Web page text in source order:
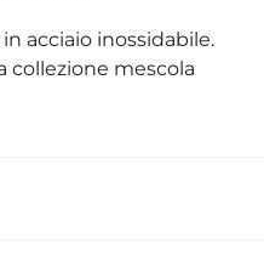
acciaio inossidabile.
collezione mescola